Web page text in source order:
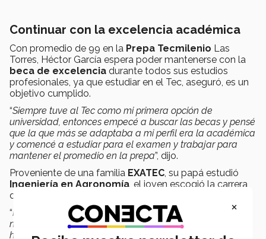
Continuar con la excelencia académica
Con promedio de 99 en la Prepa Tecmilenio Las
Torres, Héctor García espera poder mantenerse con la
beca de excelencia durante todos sus estudios
profesionales, ya que estudiar en el Tec, aseguró, es un
objetivo cumplido.
“Siempre tuve al Tec como mi primera opción de
universidad, entonces empecé a buscar las becas y pensé
que la que más se adaptaba a mi perfil era la académica
y comencé a estudiar para el examen y trabajar para
mantener el promedio en la prepa”, dijo.
Proveniente de una familia EXATEC , su papá estudió
Ingeniería en Agronomía , el joven escogió la carrera
de
“Hay muchas áreas de salida en física, entonces no
necesariamente tienes que trabajar en planta, puedes
hacer cosas de finanzas, consultoría de empresas
×